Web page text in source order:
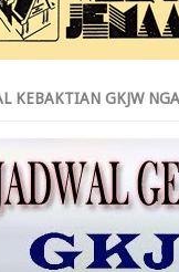
KEBAKTIAN GKJW